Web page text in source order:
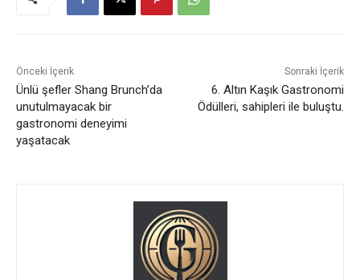
Önceki İçerik
Ünlü şefler Shang Brunch’da
unutulmayacak bir
gastronomi deneyimi
yaşatacak
Sonraki İçerik
6. Altın Kaşık Gastronomi
Ödülleri, sahipleri ile buluştu.